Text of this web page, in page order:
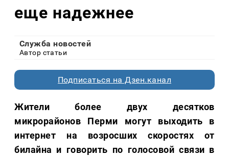
еще надежнее
Служба новостей
Автор статьи
Подписаться на Дзен.канал
Жители более двух десятков
микрорайонов Перми могут выходить в
интернет на возросших скоростях от
билайна и говорить по голосовой связи в